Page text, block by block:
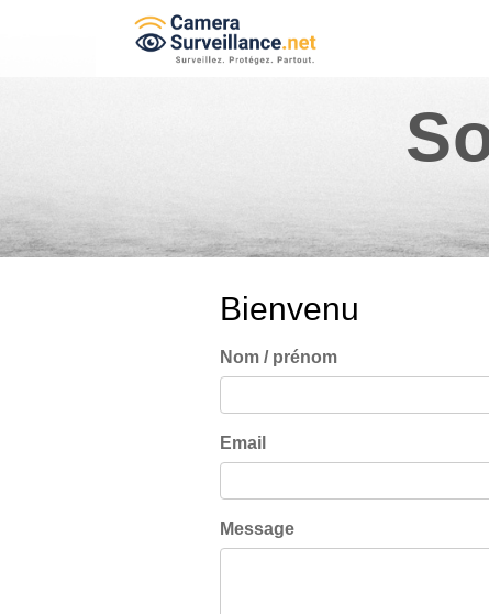
Bienvenu
Nom / prénom
Email
Message